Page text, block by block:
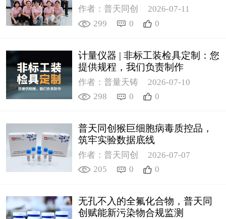
作者：普天同创
2026-07-11
299
0 0
计量仪器 | 非标工装检具定制：您
提供规程，我们负责制作
作者：普量天铸
2026-07-10
298
0 0
普天同创猴巨细胞病毒质控品，
筑牢实验数据底线
作者：普天同创
2026-07-07
205
0 0
无孔不入的全氟化合物，普天同
创赋能新污染物合规监测